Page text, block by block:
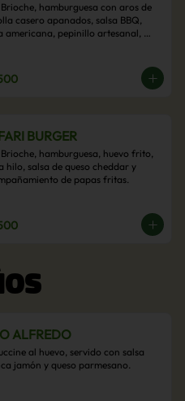
hamburguesa con aros de
casero apanados, salsa BBQ,
americana, pepinillo artesanal,
fritas.
BURGER
hamburguesa, huevo frito,
hilo, salsa de queso cheddar y
de papas fritas.
ALFREDO
al huevo, servido con salsa
jamón y queso parmesano.